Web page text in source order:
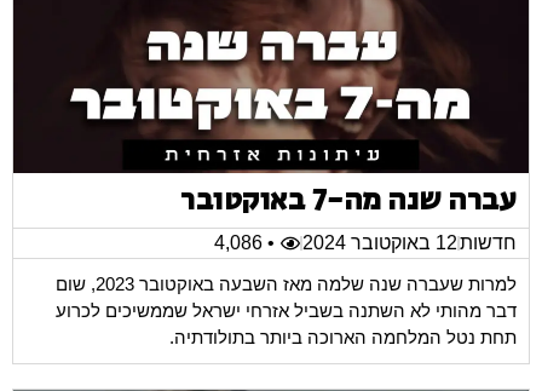
עברה שנה מה-7 באוקטובר
חדשות12 באוקטובר 2024
• 4,086
למרות שעברה שנה שלמה מאז השבעה באוקטובר 2023, שום
דבר מהותי לא השתנה בשביל אזרחי ישראל שממשיכים לכרוע
תחת נטל המלחמה הארוכה ביותר בתולודתיה.